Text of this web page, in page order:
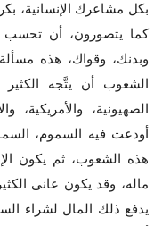
بكل مشاعرك الإنسانية،
كما يتصورون، أن
وبدنك، وقواك، هذه
الشعوب أن يتَّجه
الصهيونية، والأمريكية،
أودعت فيه السموم،
هذه الشعوب، ثم يكون
ماله، وقد يكون عانى
يدفع ذلك المال لشراء